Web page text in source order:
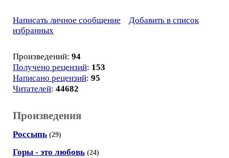
Написать личное сообщение
Добавить в список
избранных
Произведений: 94
Получено рецензий: 153
Написано рецензий: 95
Читателей: 44682
Произведения
Россыпь (29)
Горы - это любовь (24)